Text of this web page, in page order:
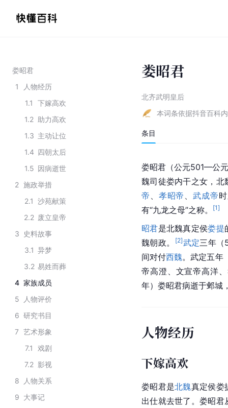
娄昭君
1
人物经历
1.1
下嫁高欢
1.2 助力高欢
1.3 主动让位
1.4 四朝太后
1.5 因病逝世
2 施政举措
2.1 沙苑献策
2.2 废立皇帝
3
史料故事
3.1 异梦
3.2 易姓而葬
4 家族成员
5
人物评价
6 研究书目
7 艺术形象
7.1
戏剧
7.2 影视
8
人物关系
9 大事记
娄昭君
北齐武明皇后
本词条依据抖音百科
条目
娄昭君（公元501—公
魏司徒娄内干之女，北
帝
孝昭帝 、武成帝
有“九龙之母”之称。
[1]
昭君是北魏真定侯娄提
魏朝政。
[2]武定三年（
间对付西魏。武定五年
帝高澄 、文宣帝高洋
年）娄昭君病逝于邺城
人物经历
下嫁高欢
娄昭君是北魏真定侯娄
出仕就去世了。娄昭